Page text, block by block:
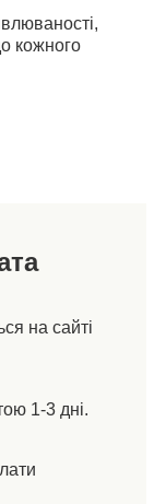
кожного
на сайті
1-3 дні.